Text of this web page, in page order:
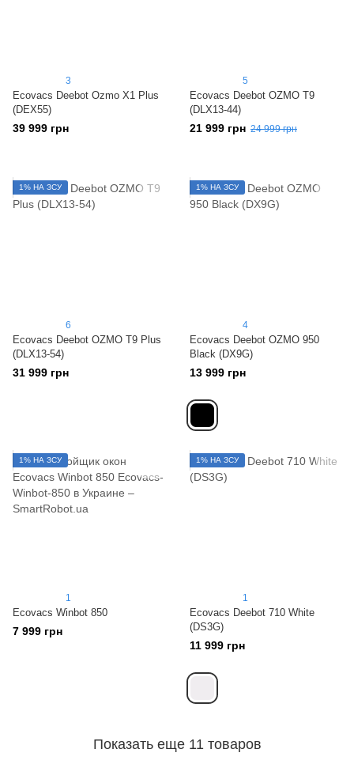
3
Ecovacs Deebot Ozmo X1 Plus
(DEX55)
39 999 грн
5
Ecovacs Deebot OZMO T9
(DLX13-44)
21 999 грн 24 999 грн
1% НА ЗСУ
6
Ecovacs Deebot OZMO T9‌ ‌Plus
‌(DLX13-54)‌
31 999 грн
1% НА ЗСУ
4
Ecovacs Deebot OZMO 950
Black (DX9G)
13 999 грн
1% НА ЗСУ
1
Ecovacs Winbot 850
7 999 грн
1% НА ЗСУ
1
Ecovacs Deebot 710 White
(DS3G)
11 999 грн
Показать еще 11 товаров